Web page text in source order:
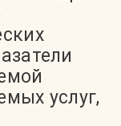
услуг,